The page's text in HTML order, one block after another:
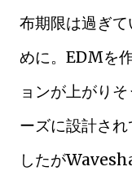
布期限は過ぎ
めに。EDMを
ョンが上がり
ーズに設計さ
したが